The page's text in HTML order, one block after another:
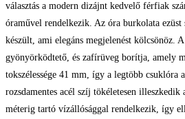
választás a modern dizájnt kedvelő férfiak
óraművel rendelkezik. Az óra burkolata ezüst
készült, ami elegáns megjelenést kölcsönöz.
gyönyörködtető, és zafírüveg borítja, amely
tokszélessége 41 mm, így a legtöbb csuklóra
rozsdamentes acél szíj tökéletesen illeszkedik
méterig tartó vízállósággal rendelkezik, így